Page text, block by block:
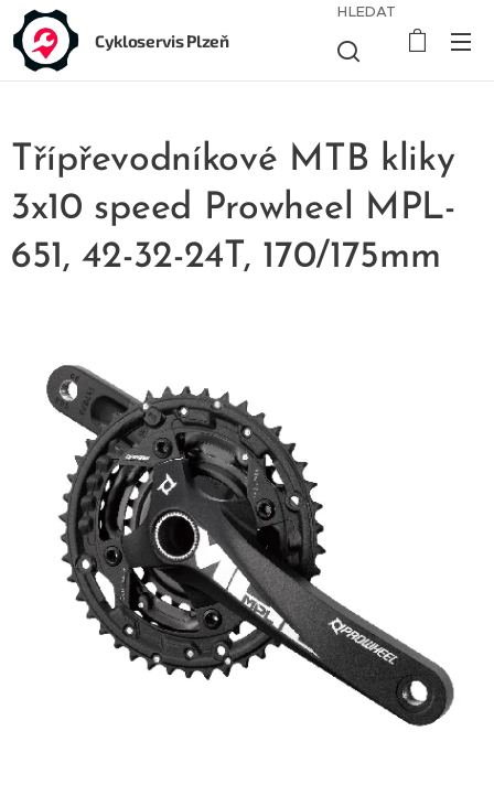
Cykloservis Plzeň
HLEDAT
Třípřevodníkové MTB kliky
3x10 speed Prowheel MPL-
651, 42-32-24T, 170/175mm